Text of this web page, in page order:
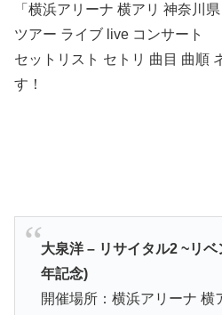
「横浜アリーナ 横アリ 神奈川
ツアー ライブ live コンサート
セットリスト セトリ 曲目 曲順
す！
大泉洋 – リサイタル2 ~リ
年記念)
開催場所：横浜アリーナ 横